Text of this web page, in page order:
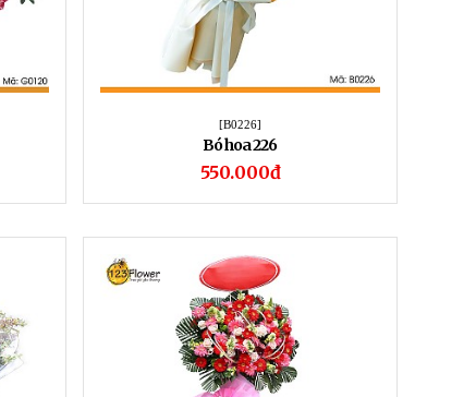
[B0226]
Bó hoa 226
550.000đ